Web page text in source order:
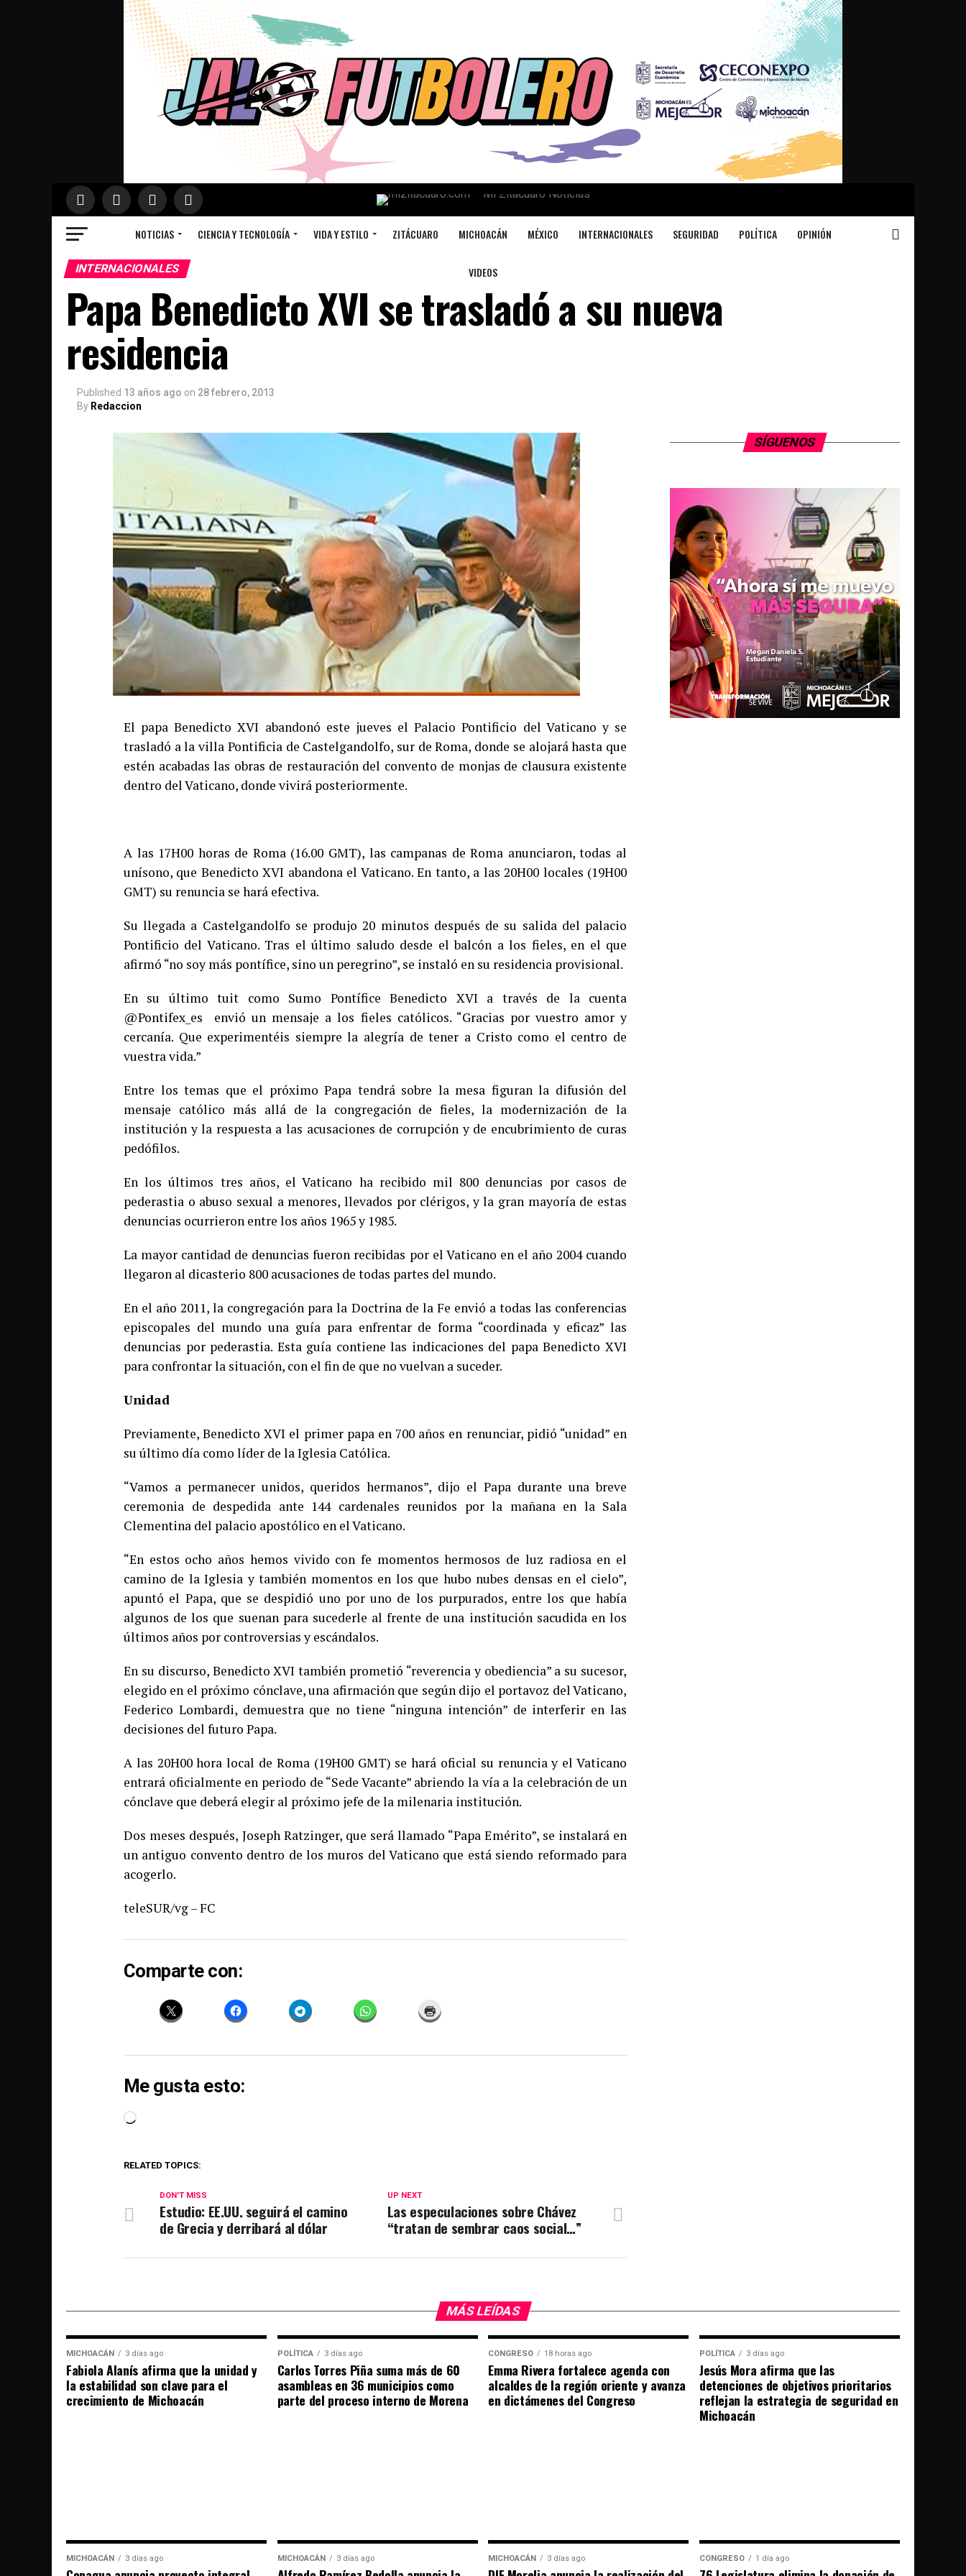
NOTICIAS CIENCIA Y TECNOLOGÍA VIDA Y ESTILO ZITÁCUARO MICHOACÁN MÉXICO INTERNACIONALES SEGURIDAD POLÍTICA OPINIÓN
VIDEOS
INTERNACIONALES
Papa Benedicto XVI se trasladó a su nueva
residencia
Published 13 años ago on 28 febrero, 2013
By Redaccion
El papa Benedicto XVI abandonó este jueves el Palacio Pontificio del Vaticano y se
trasladó a la villa Pontificia de Castelgandolfo, sur de Roma, donde se alojará hasta que
estén acabadas las obras de restauración del convento de monjas de clausura existente
dentro del Vaticano, donde vivirá posteriormente.
A las 17H00 horas de Roma (16.00 GMT), las campanas de Roma anunciaron, todas al
unísono, que Benedicto XVI abandona el Vaticano. En tanto, a las 20H00 locales (19H00
GMT) su renuncia se hará efectiva.
Su llegada a Castelgandolfo se produjo 20 minutos después de su salida del palacio
Pontificio del Vaticano. Tras el último saludo desde el balcón a los fieles, en el que
afirmó “no soy más pontífice, sino un peregrino”, se instaló en su residencia provisional.
En su último tuit como Sumo Pontífice Benedicto XVI ‏a través de la cuenta
@Pontifex_es envió un mensaje a los fieles católicos. “Gracias por vuestro amor y
cercanía. Que experimentéis siempre la alegría de tener a Cristo como el centro de
vuestra vida.”
Entre los temas que el próximo Papa tendrá sobre la mesa figuran la difusión del
mensaje católico más allá de la congregación de fieles, la modernización de la
institución y la respuesta a las acusaciones de corrupción y de encubrimiento de curas
pedófilos.
En los últimos tres años, el Vaticano ha recibido mil 800 denuncias por casos de
pederastia o abuso sexual a menores, llevados por clérigos, y la gran mayoría de estas
denuncias ocurrieron entre los años 1965 y 1985.
La mayor cantidad de denuncias fueron recibidas por el Vaticano en el año 2004 cuando
llegaron al dicasterio 800 acusaciones de todas partes del mundo.
En el año 2011, la congregación para la Doctrina de la Fe envió a todas las conferencias
episcopales del mundo una guía para enfrentar de forma “coordinada y eficaz” las
denuncias por pederastia. Esta guía contiene las indicaciones del papa Benedicto XVI
para confrontar la situación, con el fin de que no vuelvan a suceder.
Unidad
Previamente, Benedicto XVI el primer papa en 700 años en renunciar, pidió “unidad” en
su último día como líder de la Iglesia Católica.
“Vamos a permanecer unidos, queridos hermanos”, dijo el Papa durante una breve
ceremonia de despedida ante 144 cardenales reunidos por la mañana en la Sala
Clementina del palacio apostólico en el Vaticano.
“En estos ocho años hemos vivido con fe momentos hermosos de luz radiosa en el
camino de la Iglesia y también momentos en los que hubo nubes densas en el cielo”,
apuntó el Papa, que se despidió uno por uno de los purpurados, entre los que había
algunos de los que suenan para sucederle al frente de una institución sacudida en los
últimos años por controversias y escándalos.
En su discurso, Benedicto XVI también prometió “reverencia y obediencia” a su sucesor,
elegido en el próximo cónclave, una afirmación que según dijo el portavoz del Vaticano,
Federico Lombardi, demuestra que no tiene “ninguna intención” de interferir en las
decisiones del futuro Papa.
A las 20H00 hora local de Roma (19H00 GMT) se hará oficial su renuncia y el Vaticano
entrará oficialmente en periodo de “Sede Vacante” abriendo la vía a la celebración de un
cónclave que deberá elegir al próximo jefe de la milenaria institución.
Dos meses después, Joseph Ratzinger, que será llamado “Papa Emérito”, se instalará en
un antiguo convento dentro de los muros del Vaticano que está siendo reformado para
acogerlo.
teleSUR/vg – FC
Comparte con:
Me gusta esto:
Loading…
RELATED TOPICS:
UP NEXT
Las especulaciones sobre Chávez
“tratan de sembrar caos social…”
DON'T MISS
Estudio: EE.UU. seguirá el camino
de Grecia y derribará al dólar
SÍGUENOS
MÁS LEÍDAS
MICHOACÁN 3 días ago
Fabiola Alanís afirma que la unidad y
la estabilidad son clave para el
crecimiento de Michoacán
POLÍTICA 3 días ago
Carlos Torres Piña suma más de 60
asambleas en 36 municipios como
parte del proceso interno de Morena
CONGRESO 18 horas ago
Emma Rivera fortalece agenda con
alcaldes de la región oriente y avanza
en dictámenes del Congreso
POLÍTICA 3 días ago
Jesús Mora afirma que las
detenciones de objetivos prioritarios
reflejan la estrategia de seguridad en
Michoacán
MICHOACÁN 3 días ago MICHOACÁN 3 días ago MICHOACÁN 3 días ago CONGRESO 1 día ago